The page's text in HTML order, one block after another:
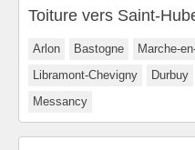
Toiture vers Saint-
Arlon Bastogne Marche-
Libramont-Chevigny
Durbuy
Messancy